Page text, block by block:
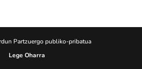
Partzuergo publiko-pribatua
Lege Oharra